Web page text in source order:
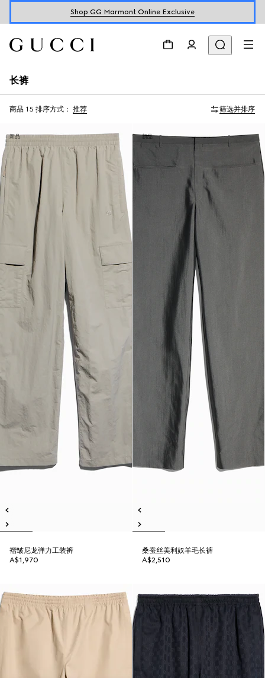
Shop GG Marmont Online Exclusive
长裤
商品 15 排序方式： 推荐 筛选并排序
新品
褶皱尼龙弹力工装裤
A$1,970
新品
桑蚕丝美利奴羊毛长裤
A$2,510